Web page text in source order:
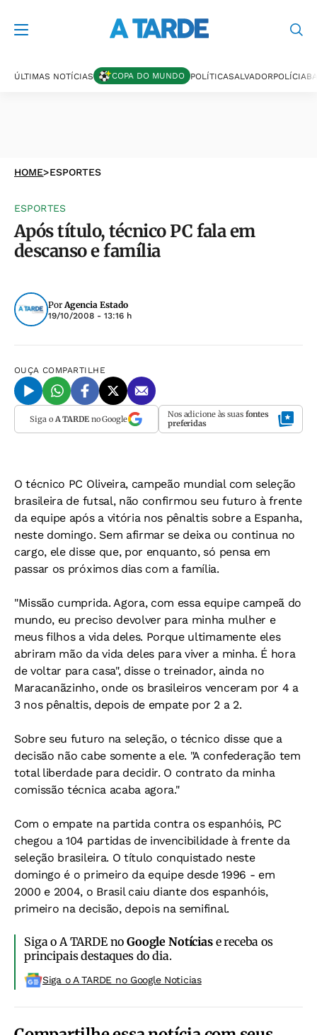
ÚLTIMAS NOTÍCIAS COPA DO MUNDO POLÍTICASALVADORPOLÍCIA
HOME>ESPORTES
ESPORTES
Após título, técnico PC fala em
descanso e família
PorAgencia Estado
19/10/2008 - 13:16 h
OUÇA COMPARTILHE
Siga o A TARDEno Google Nos adicione às suas fontes
preferidas
O técnico PC Oliveira, campeão mundial com seleção
brasileira de futsal, não confirmou seu futuro à frente
da equipe após a vitória nos pênaltis sobre a Espanha,
neste domingo. Sem afirmar se deixa ou continua no
cargo, ele disse que, por enquanto, só pensa em
passar os próximos dias com a família.
"Missão cumprida. Agora, com essa equipe campeã do
mundo, eu preciso devolver para minha mulher e
meus filhos a vida deles. Porque ultimamente eles
abriram mão da vida deles para viver a minha. É hora
de voltar para casa", disse o treinador, ainda no
Maracanãzinho, onde os brasileiros venceram por 4 a
3 nos pênaltis, depois de empate por 2 a 2.
Sobre seu futuro na seleção, o técnico disse que a
decisão não cabe somente a ele. "A confederação tem
total liberdade para decidir. O contrato da minha
comissão técnica acaba agora."
Com o empate na partida contra os espanhóis, PC
chegou a 104 partidas de invencibilidade à frente da
seleção brasileira. O título conquistado neste
domingo é o primeiro da equipe desde 1996 - em
2000 e 2004, o Brasil caiu diante dos espanhóis,
primeiro na decisão, depois na semifinal.
Siga o A TARDE noGoogle Notíciase receba os
principais destaques do dia.
Siga o A TARDE no Google Noticias